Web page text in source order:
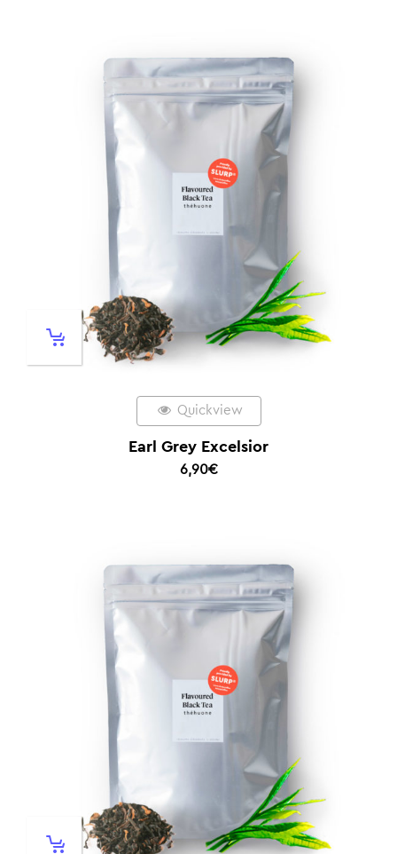
Quickview
Earl Grey Excelsior
6,90€